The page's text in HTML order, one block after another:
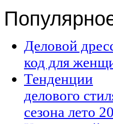
Деловой
код для
Тенденции
делового
сезона лето